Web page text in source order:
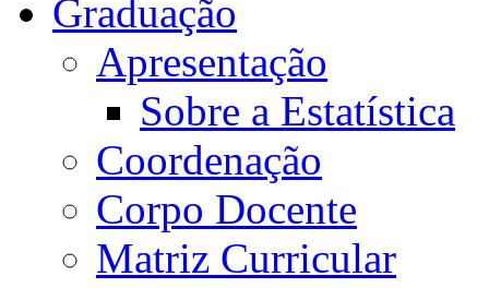
Graduação
Apresentação
Sobre a Estatística
Coordenação
Corpo Docente
Matriz Curricular